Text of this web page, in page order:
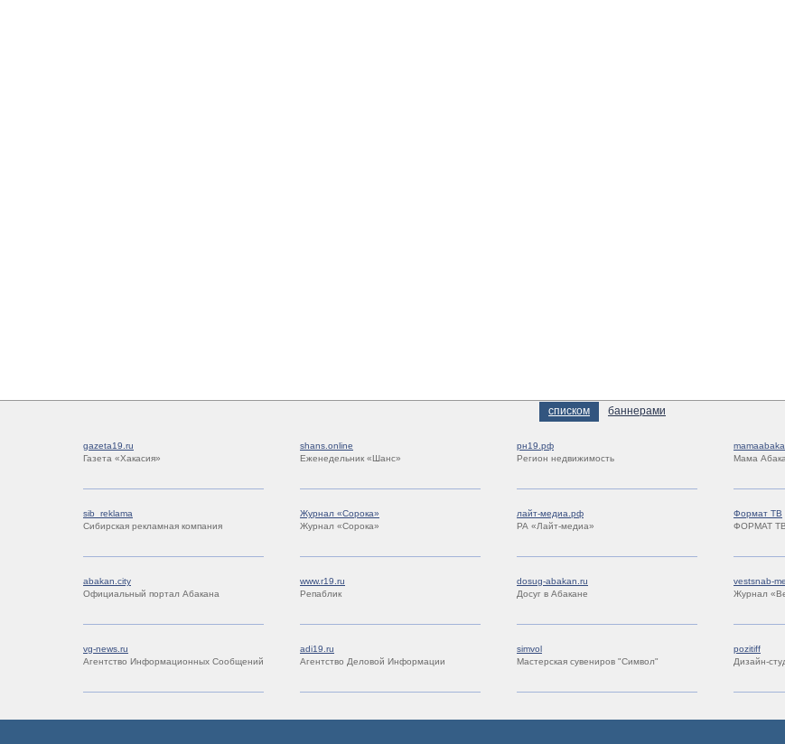
списком баннерами
gazeta19.ru
Газета «Хакасия»
shans.online
Еженедельник «Шанс»
рн19.рф
Регион недвижимость
Мама
sib_reklama
Сибирская рекламная компания
Журнал «Сорока»
Журнал «Сорока»
лайт-медиа.рф
РА «Лайт-медиа»
Формат ТВ
ФОРМАТ ТВ
abakan.city
Официальный портал Абакана
www.r19.ru
Репаблик
dosug-abakan.ru
Досуг в Абакане
vestsnab-
Журнал
vg-news.ru
Агентство Информационных Сообщений
adi19.ru
Агентство Деловой Информации
simvol
Мастерская сувениров "Символ"
pozitiff
Дизайн-